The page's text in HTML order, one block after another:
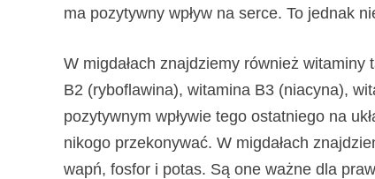
ma pozytywny wpływ na serce. To jednak
W migdałach znajdziemy również
B2 (ryboflawina), witamina B3 (niacyna),
pozytywnym wpływie tego ostatniego na
nikogo przekonywać. W migdałach
wapń, fosfor i potas. Są one ważne dla